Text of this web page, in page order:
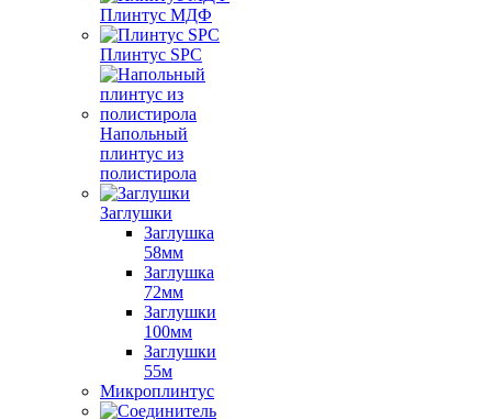
Плинтус МДФ
Плинтус SPC
Напольный
плинтус из
полистирола
Заглушки
Заглушка
58мм
Заглушка
72мм
Заглушки
100мм
Заглушки
55м
Микроплинтус